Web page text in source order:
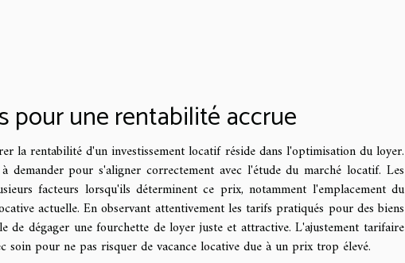
pour une rentabilité accrue
la rentabilité d'un investissement locatif réside dans l'optimisation du loyer.
pour s'aligner correctement avec l'étude du marché locatif. Les
facteurs lorsqu'ils déterminent ce prix, notamment l'emplacement du
actuelle. En observant attentivement les tarifs pratiqués pour des biens
de dégager une fourchette de loyer juste et attractive. L'ajustement tarifaire
soin pour ne pas risquer de vacance locative due à un prix trop élevé.